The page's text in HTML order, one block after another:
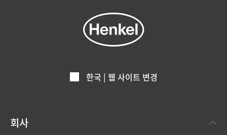
한국 | 웹 사이트 변경
회사